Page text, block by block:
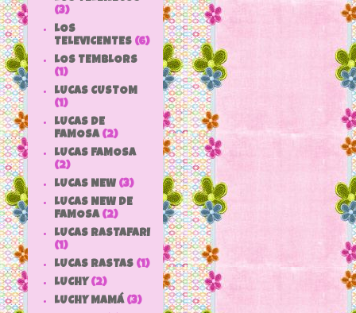
(3)
LOS
TELEVICENTES (6)
LOS TEMBLORS
(1)
LUCAS CUSTOM
(1)
LUCAS DE
FAMOSA (2)
LUCAS FAMOSA
(2)
LUCAS NEW (3)
LUCAS NEW DE
FAMOSA (2)
LUCAS RASTAFARI
(1)
LUCAS RASTAS (1)
LUCHY (2)
LUCHY MAMÁ (3)